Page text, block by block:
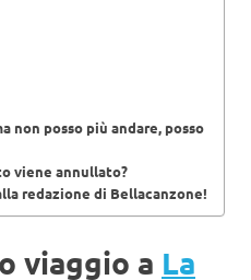
non posso più andare, posso
viene annullato?
redazione di Bellacanzone!
viaggio a La